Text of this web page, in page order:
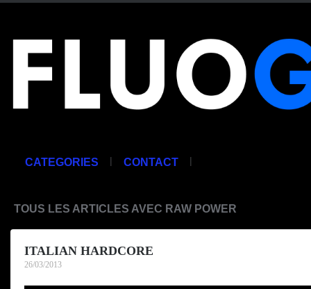
CATEGORIES | CONTACT |
TOUS LES ARTICLES AVEC RAW POWER
ITALIAN HARDCORE
26/03/2013